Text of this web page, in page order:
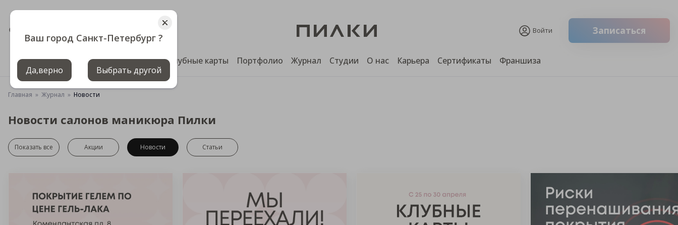
Войти Записаться
Цены Клубные карты Портфолио Журнал Студии О нас Карьера Сертификаты Франшиза
Главная Журнал Новости
Новости салонов маникюра Пилки
Показать все Акции Новости Статьи
Ваш город Санкт-Петербург ?
Да,верно Выбрать другой